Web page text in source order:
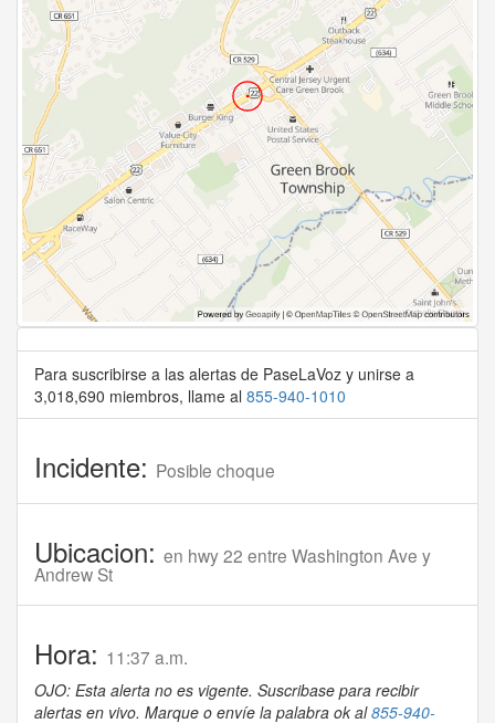
Para suscribirse a las alertas de PaseLaVoz y unirse a
3,018,690 miembros, llame al 855-940-1010
Incidente: Posible choque
Ubicacion: en hwy 22 entre Washington Ave y
Andrew St
Hora: 11:37 a.m.
OJO: Esta alerta no es vigente. Suscribase para recibir
alertas en vivo. Marque o envíe la palabra ok al855-940-